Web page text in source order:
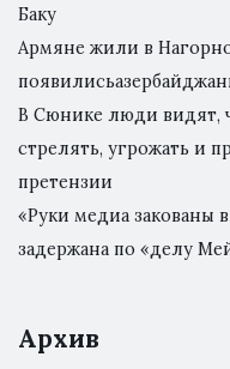
Баку
Армяне жили в
В Сюнике люди видят,
стрелять, угрожать и
претензии
«Руки медиа закованы
задержана по «делу
Архив